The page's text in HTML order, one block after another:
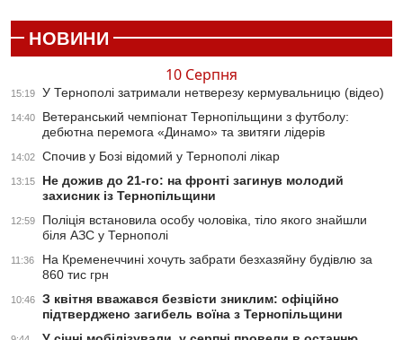
НОВИНИ
10 Серпня
15:19 У Тернополі затримали нетверезу кермувальницю (відео)
14:40
Ветеранський чемпіонат Тернопільщини з футболу:
дебютна перемога «Динамо» та звитяги лідерів
14:02 Спочив у Бозі відомий у Тернополі лікар
13:15
Не дожив до 21-го: на фронті загинув молодий
захисник із Тернопільщини
12:59
Поліція встановила особу чоловіка, тіло якого знайшли
біля АЗС у Тернополі
11:36
На Кременеччині хочуть забрати безхазяйну будівлю за
860 тис грн
10:46
З квітня вважався безвісти зниклим: офіційно
підтверджено загибель воїна з Тернопільщини